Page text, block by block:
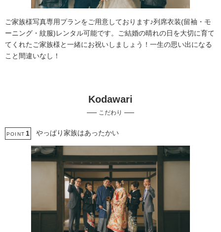
チャペルでの撮影 家族・友人と撮影
衣装の試着
ご家族様写真専用プランをご用意しております♪列席衣装(留袖・モ
ーニング・紋服)レンタル可能です。ご結婚の晴れの日を大切に育て
てくれたご家族様と一緒にお祝いしましょう！一生の思い出になる
こと間違いなし！
Kodawari
こだわり
POINT 1 やっぱり家族はあったかい